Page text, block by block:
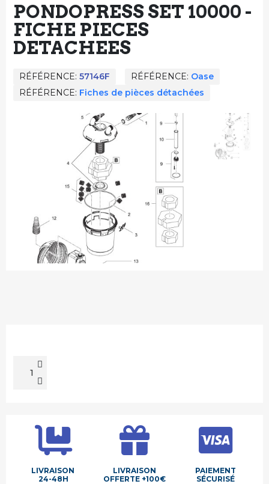
PONDOPRESS SET 10000 -
FICHE PIECES
DETACHEES
RÉFÉRENCE 57146F RÉFÉRENCE Oase
RÉFÉRENCE Fiches de pièces détachées
LIVRAISON
24-48H
LIVRAISON
OFFERTE +100€
PAIEMENT
SÉCURISÉ